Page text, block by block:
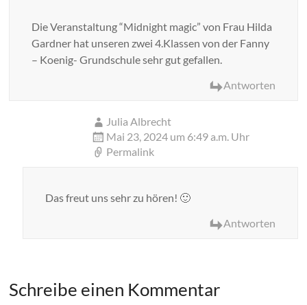
Die Veranstaltung “Midnight magic” von Frau Hilda
Gardner hat unseren zwei 4.Klassen von der Fanny
– Koenig- Grundschule sehr gut gefallen.
Antworten
Julia Albrecht
Mai 23, 2024 um 6:49 a.m. Uhr
Permalink
Das freut uns sehr zu hören! 🙂
Antworten
Schreibe einen Kommentar